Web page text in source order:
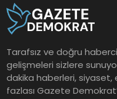
Tarafsız ve doğru
gelişmeleri sizlere
dakika haberleri,
fazlası Gazete